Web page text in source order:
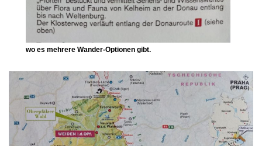
wo es mehrere Wander-Optionen gibt.